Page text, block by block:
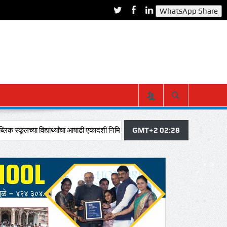
आषाढी एकादशी निमित्त दिंडी सोहळ्यात विठूचा गजर, ज्ञानदेव-तुकाराम नावाने
GMT+2 02:28
WhatsApp Share